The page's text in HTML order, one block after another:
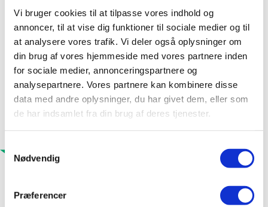
Vi bruger cookies til at tilpasse vores indhold og
annoncer, til at vise dig funktioner til sociale medier og til
at analysere vores trafik. Vi deler også oplysninger om
din brug af vores hjemmeside med vores partnere inden
for sociale medier, annonceringspartnere og
analysepartnere. Vores partnere kan kombinere disse
data med andre oplysninger, du har givet dem, eller som
de har indsamlet fra din brug af deres tjenester.
Nødvendig
Præferencer